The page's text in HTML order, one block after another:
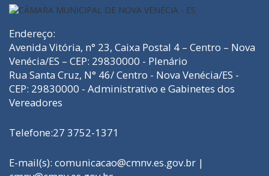
Endereço:
Avenida Vitória, n° 23, Caixa Postal 4 – Centro – Nova
Venécia/ES – CEP: 29830000 - Plenário
Rua Santa Cruz, N° 46/ Centro - Nova Venécia/ES -
CEP: 29830000 - Administrativo e Gabinetes dos
Vereadores
Telefone:27 3752-1371
E-mail(s): comunicacao@cmnv.es.gov.br |